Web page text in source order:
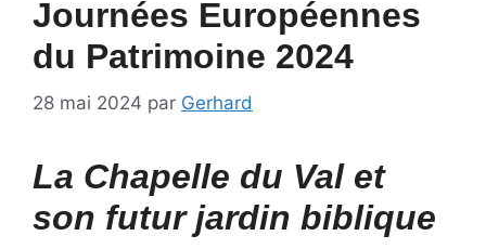
Journées Européennes
du Patrimoine 2024
28 mai 2024 par Gerhard
La Chapelle du Val et
son futur jardin biblique